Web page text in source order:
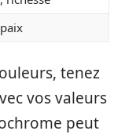
tenez
vos valeurs
peut